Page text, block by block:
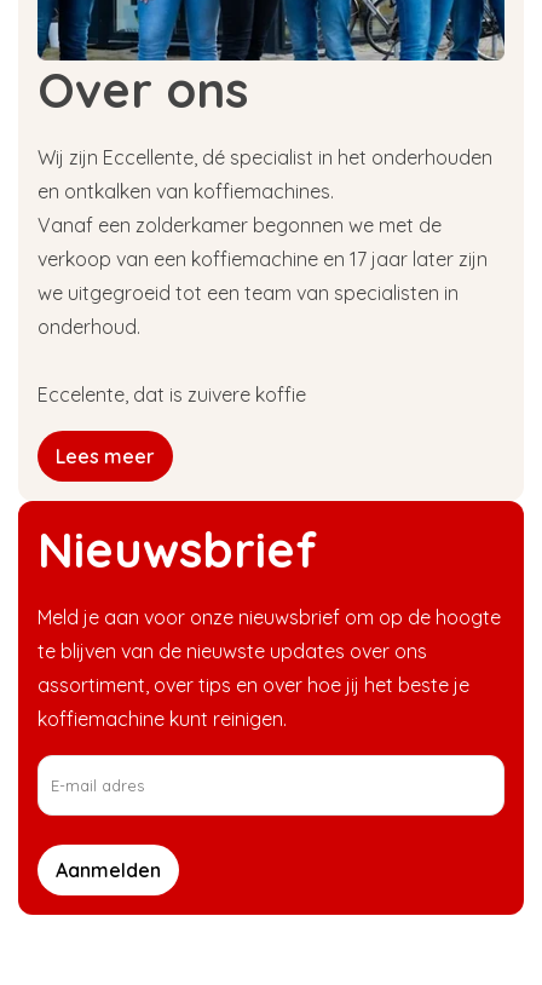
Nieuwsbrief
Meld je aan voor onze nieuwsbrief om op de hoogte
te blijven van de nieuwste updates over ons
assortiment, over tips en over hoe jij het beste je
koffiemachine kunt reinigen.
Aanmelden
Over ons
Wij zijn Eccellente, dé specialist in het onderhouden
en ontkalken van koffiemachines.
Vanaf een zolderkamer begonnen we met de
verkoop van een koffiemachine en 17 jaar later zijn
we uitgegroeid tot een team van specialisten in
onderhoud.
Eccelente, dat is zuivere koffie
Lees meer